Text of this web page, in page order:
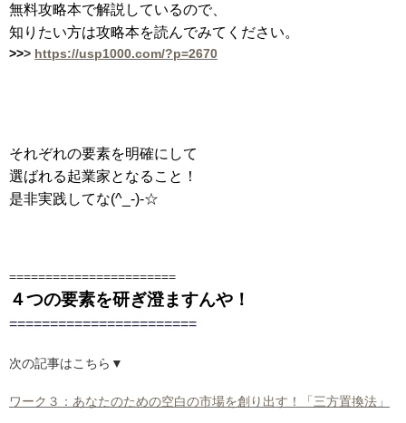
無料攻略本で解説しているので、
知りたい方は攻略本を読んでみてください。
>>> https://usp1000.com/?p=2670
それぞれの要素を明確にして
選ばれる起業家となること！
是非実践してな(^_-)-☆
=======================
４つの要素を研ぎ澄ますんや！
=======================
次の記事はこちら▼
ワーク３：あなたのための空白の市場を創り出す！「三方置換法」